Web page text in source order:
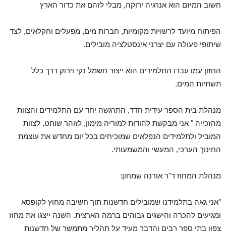
חשוב המיזם הוא אנרגיה ירוקה, מבלי לזהם את כדור הארץ
הפיתוח מיועד לרשויות מקומיות, חברות מים, מפעלים וחקלאים, לצד
שיתופי פעולה עם יצרני אינסטלציה מובילים.
החזון עמו עבדו התלמידים הוא ייצור חשמל נקי וירוק דרך כלל
תשתיות המים.
מנהלת בית הספר עידית חדד, התרגשה יחד עם התלמידים והצוות
מהזכייה " אני מבקשת להודות למוריה מימון, לזוהר שוחט, לצוות
המוביל ולתלמידים הנפלאים שמוכיחים בכל יום מחדש את עוצמת
החינוך הערכי, המעשי והמשמעותי.
מנהלת המחוז ד"ר אורנה שמחון:
"אני גאה בתלמידנו שמובילים חדשנות תוך חשיבה מחוץ לקופסא
ומגיעים להכרה והישגים גבוהים ברמה הארצית. השנה ייצגו את מחוז
צפון בתי ספר רבים והדבר מעיד על תהליך מתמשך של חדשנות